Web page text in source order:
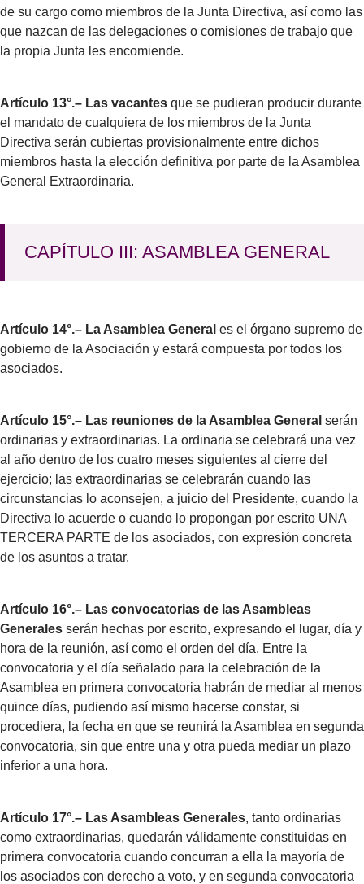
de su cargo como miembros de la Junta Directiva, así como las
que nazcan de las delegaciones o comisiones de trabajo que
la propia Junta les encomiende.
Artículo 13°.– Las vacantes que se pudieran producir durante
el mandato de cualquiera de los miembros de la Junta
Directiva serán cubiertas provisionalmente entre dichos
miembros hasta la elección definitiva por parte de la Asamblea
General Extraordinaria.
CAPÍTULO III: ASAMBLEA GENERAL
Artículo 14°.– La Asamblea General es el órgano supremo de
gobierno de la Asociación y estará compuesta por todos los
asociados.
Artículo 15°.– Las reuniones de la Asamblea General serán
ordinarias y extraordinarias. La ordinaria se celebrará una vez
al año dentro de los cuatro meses siguientes al cierre del
ejercicio; las extraordinarias se celebrarán cuando las
circunstancias lo aconsejen, a juicio del Presidente, cuando la
Directiva lo acuerde o cuando lo propongan por escrito UNA
TERCERA PARTE de los asociados, con expresión concreta
de los asuntos a tratar.
Artículo 16°.– Las convocatorias de las Asambleas
Generales serán hechas por escrito, expresando el lugar, día y
hora de la reunión, así como el orden del día. Entre la
convocatoria y el día señalado para la celebración de la
Asamblea en primera convocatoria habrán de mediar al menos
quince días, pudiendo así mismo hacerse constar, si
procediera, la fecha en que se reunirá la Asamblea en segunda
convocatoria, sin que entre una y otra pueda mediar un plazo
inferior a una hora.
Artículo 17°.– Las Asambleas Generales, tanto ordinarias
como extraordinarias, quedarán válidamente constituidas en
primera convocatoria cuando concurran a ella la mayoría de
los asociados con derecho a voto, y en segunda convocatoria